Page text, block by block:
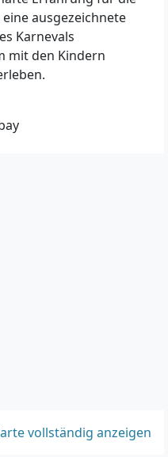
ausgezeichnete
Karnevals
mit den Kindern
vollständig anzeigen